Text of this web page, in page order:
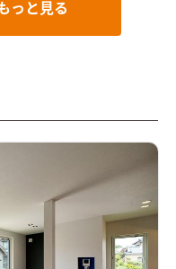
っと見る